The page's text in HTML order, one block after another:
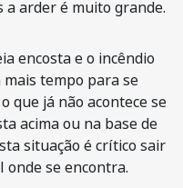
arder é muito grande.
encosta e o incêndio
tempo para se
que já não acontece se
acima ou na base de
situação é crítico sair
onde se encontra.